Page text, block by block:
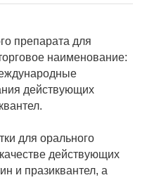
препарата для
наименование:
действующих
для орального
действующих
и празиквантел, а